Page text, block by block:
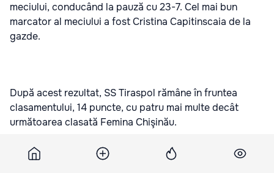
meciului, conducând la pauză cu 23-7. Cel mai bun
marcator al meciului a fost Cristina Capitinscaia de la
gazde.
După acest rezultat, SS Tiraspol rămâne în fruntea
clasamentului, 14 puncte, cu patru mai multe decât
următoarea clasată Femina Chişinău.